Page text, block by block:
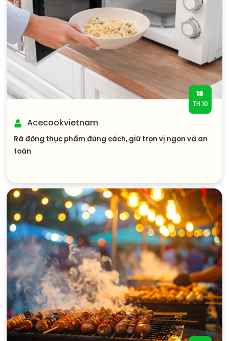
18
TH 10
Acecookvietnam
Rã đông thực phẩm đúng cách, giữ trọn vị ngon và an
toàn